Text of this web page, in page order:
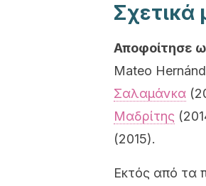
Σχετικά
Αποφοίτησε
Mateo
Σαλαμάνκα
Μαδρίτης
(2015).
Εκτός από τα